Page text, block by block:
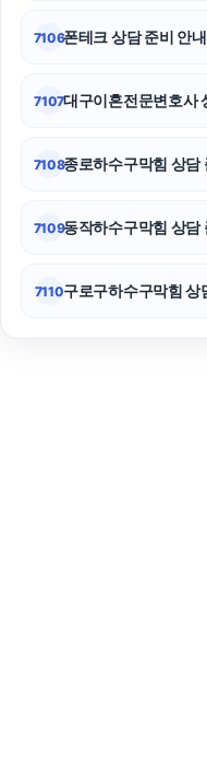
7106폰테크 상담 준비 안
7107대구이혼전문변호사
7108종로하수구막힘 상
7109동작하수구막힘 상
7110구로구하수구막힘